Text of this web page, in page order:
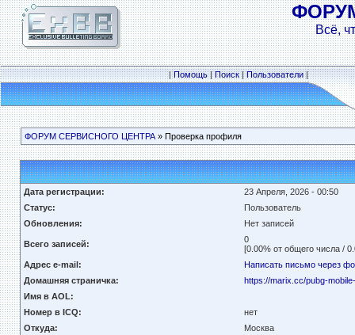
Всё,
|Помощь|Поиск|Пользователи|
ФОРУМ СЕРВИСНОГО ЦЕНТРА» Проверка профиля
Дата регистрации:
23 Апреля, 2026 - 00:50
Статус:
Пользователь
Обновления:
Нет записей
Всего записей:
0
[0.00% от общего числа /
Адрес e-mail:
Написать письмо через
Домашняя страничка:
https://marix.cc/pubg-
Имя в AOL:
Номер в ICQ:
нет
Откуда:
Москва